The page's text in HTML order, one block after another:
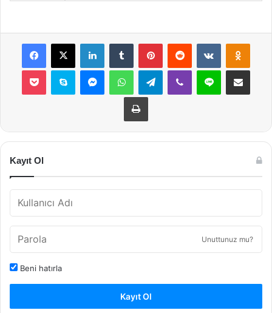
Facebook
X LinkedInTumblr PinterestReddit VKontakte
Pocket Skype MessengerWhatsAppTelegramViber Line E-Posta ile
Yazdır
Kayıt Ol
Unuttunuz mu?
Beni hatırla
Kayıt Ol